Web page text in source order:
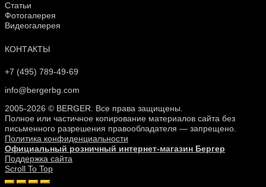
Статьи
Фотогалерея
Видеогалерея
КОНТАКТЫ
+7 (495) 789-49-69
info@bergerbg.com
2005-2026 © BERGER. Все права защищены.
Полное или частичное копирование материалов сайта без
письменного разрешения правообладателя — запрещено.
Политика конфиденциальности
Официальный розничный интернет-магазин Бергер
Поддержка сайта
Scroll To Top